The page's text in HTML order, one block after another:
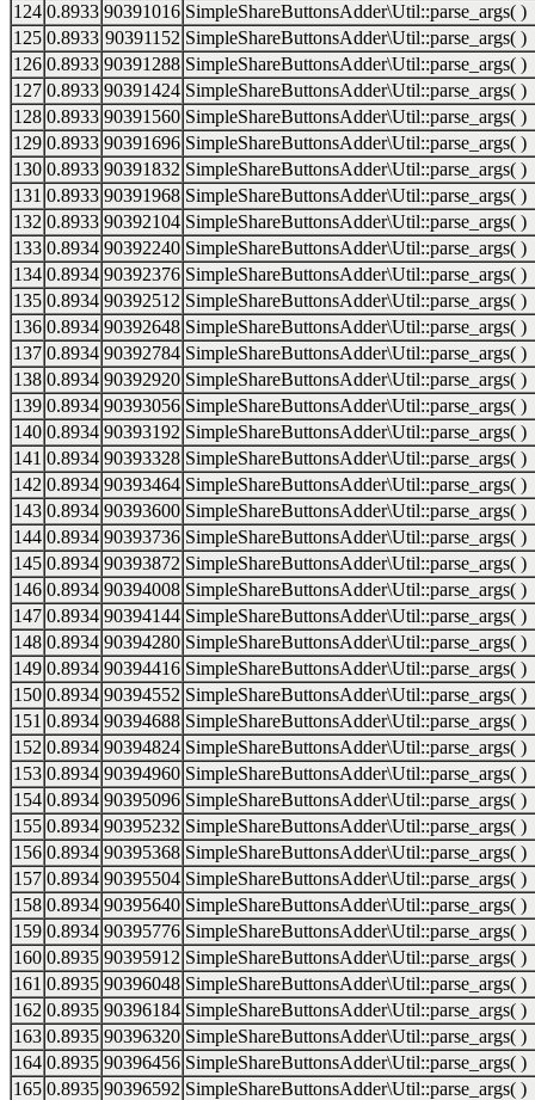
124 0.8933 90391016 SimpleShareButtonsAdder\Util::parse_args( )
125 0.8933 90391152 SimpleShareButtonsAdder\Util::parse_args( )
126 0.8933 90391288 SimpleShareButtonsAdder\Util::parse_args( )
127 0.8933 90391424 SimpleShareButtonsAdder\Util::parse_args( )
128 0.8933 90391560 SimpleShareButtonsAdder\Util::parse_args( )
129 0.8933 90391696 SimpleShareButtonsAdder\Util::parse_args( )
130 0.8933 90391832 SimpleShareButtonsAdder\Util::parse_args( )
131 0.8933 90391968 SimpleShareButtonsAdder\Util::parse_args( )
132 0.8933 90392104 SimpleShareButtonsAdder\Util::parse_args( )
133 0.8934 90392240 SimpleShareButtonsAdder\Util::parse_args( )
134 0.8934 90392376 SimpleShareButtonsAdder\Util::parse_args( )
135 0.8934 90392512 SimpleShareButtonsAdder\Util::parse_args( )
136 0.8934 90392648 SimpleShareButtonsAdder\Util::parse_args( )
137 0.8934 90392784 SimpleShareButtonsAdder\Util::parse_args( )
138 0.8934 90392920 SimpleShareButtonsAdder\Util::parse_args( )
139 0.8934 90393056 SimpleShareButtonsAdder\Util::parse_args( )
140 0.8934 90393192 SimpleShareButtonsAdder\Util::parse_args( )
141 0.8934 90393328 SimpleShareButtonsAdder\Util::parse_args( )
142 0.8934 90393464 SimpleShareButtonsAdder\Util::parse_args( )
143 0.8934 90393600 SimpleShareButtonsAdder\Util::parse_args( )
144 0.8934 90393736 SimpleShareButtonsAdder\Util::parse_args( )
145 0.8934 90393872 SimpleShareButtonsAdder\Util::parse_args( )
146 0.8934 90394008 SimpleShareButtonsAdder\Util::parse_args( )
147 0.8934 90394144 SimpleShareButtonsAdder\Util::parse_args( )
148 0.8934 90394280 SimpleShareButtonsAdder\Util::parse_args( )
149 0.8934 90394416 SimpleShareButtonsAdder\Util::parse_args( )
150 0.8934 90394552 SimpleShareButtonsAdder\Util::parse_args( )
151 0.8934 90394688 SimpleShareButtonsAdder\Util::parse_args( )
152 0.8934 90394824 SimpleShareButtonsAdder\Util::parse_args( )
153 0.8934 90394960 SimpleShareButtonsAdder\Util::parse_args( )
154 0.8934 90395096 SimpleShareButtonsAdder\Util::parse_args( )
155 0.8934 90395232 SimpleShareButtonsAdder\Util::parse_args( )
156 0.8934 90395368 SimpleShareButtonsAdder\Util::parse_args( )
157 0.8934 90395504 SimpleShareButtonsAdder\Util::parse_args( )
158 0.8934 90395640 SimpleShareButtonsAdder\Util::parse_args( )
159 0.8934 90395776 SimpleShareButtonsAdder\Util::parse_args( )
160 0.8935 90395912 SimpleShareButtonsAdder\Util::parse_args( )
161 0.8935 90396048 SimpleShareButtonsAdder\Util::parse_args( )
162 0.8935 90396184 SimpleShareButtonsAdder\Util::parse_args( )
163 0.8935 90396320 SimpleShareButtonsAdder\Util::parse_args( )
164 0.8935 90396456 SimpleShareButtonsAdder\Util::parse_args( )
165 0.8935 90396592 SimpleShareButtonsAdder\Util::parse_args( )